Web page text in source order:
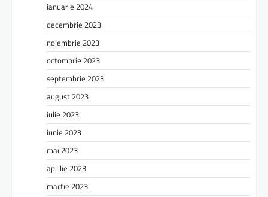
ianuarie 2024
decembrie 2023
noiembrie 2023
octombrie 2023
septembrie 2023
august 2023
iulie 2023
iunie 2023
mai 2023
aprilie 2023
martie 2023